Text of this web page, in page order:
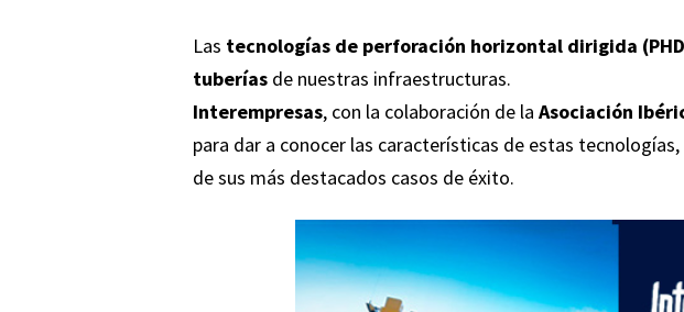
Las tecnologías de perforación horizontal dirigida
tuberíasde nuestras infraestructuras.
Interempresas, con la colaboración de la Asociación
para dar a conocer las características de estas
de sus más destacados casos de éxito.